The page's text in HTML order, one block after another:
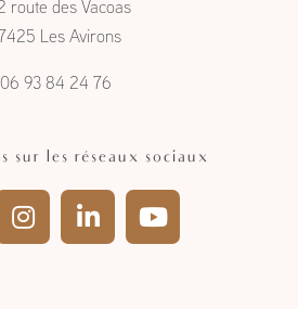
route des Vacoas
Les Avirons
06 93 84 24 76
sur les réseaux sociaux